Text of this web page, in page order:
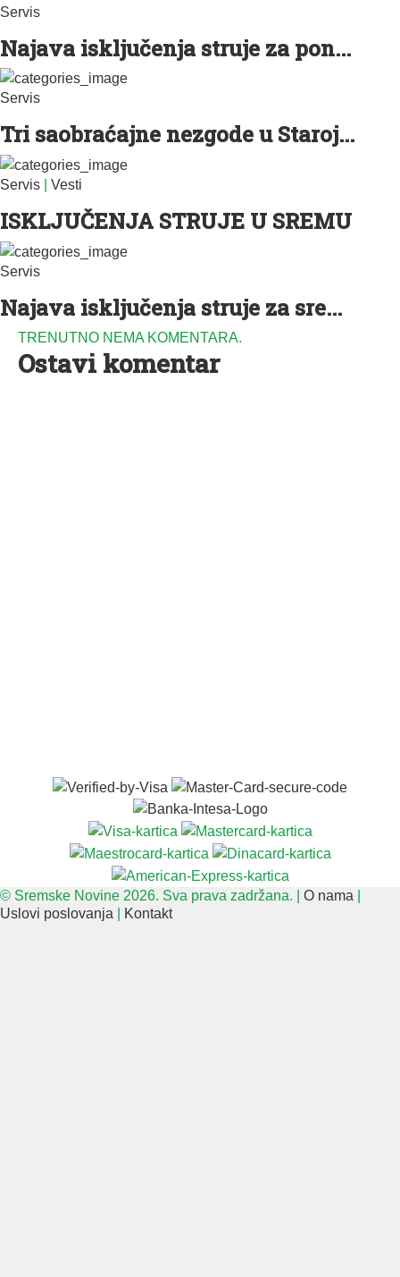
Servis
Najava isključenja struje za pon...
Servis
Tri saobraćajne nezgode u Staroj...
Servis Vesti
ISKLJUČENJA STRUJE U SREMU
Servis
Najava isključenja struje za sre...
TRENUTNO NEMA KOMENTARA.
Ostavi komentar
© Sremske Novine 2026. Sva prava zadržana. | O nama
Uslovi poslovanja
Kontakt